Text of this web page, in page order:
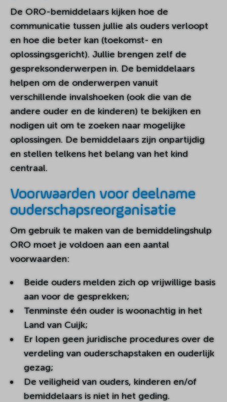
De ORO-bemiddelaars kijken hoe de
communicatie tussen jullie als ouders verloopt
en hoe die beter kan (toekomst- en
oplossingsgericht). Jullie brengen zelf de
gespreksonderwerpen in. De bemiddelaars
helpen om de onderwerpen vanuit
verschillende invalshoeken (ook die van de
andere ouder en de kinderen) te bekijken en
nodigen uit om te zoeken naar mogelijke
oplossingen. De bemiddelaars zijn onpartijdig
en stellen telkens het belang van het kind
centraal.
Voorwaarden voor deelname
ouderschapsreorganisatie
Om gebruik te maken van de bemiddelingshulp
ORO moet je voldoen aan een aantal
voorwaarden:
Beide ouders melden zich op vrijwillige basis
aan voor de gesprekken;
Tenminste één ouder is woonachtig in het
Land van Cuijk;
Er lopen geen juridische procedures over de
verdeling van ouderschapstaken en ouderlijk
gezag;
De veiligheid van ouders, kinderen en/of
bemiddelaars is niet in het geding.